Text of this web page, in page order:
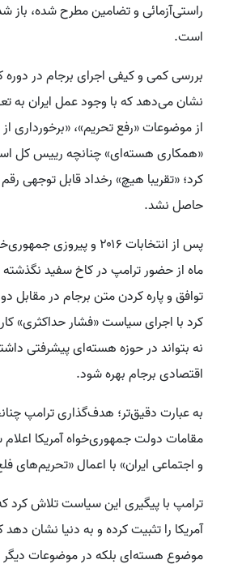
راستی‌آزمائی و تضامین مطرح شده، باز
است.
بررسی کمی و کیفی اجرای برجام در دوره
نشان می‌دهد که با وجود عمل ایران به
از موضوعات «رفع تحریم»، «برخورداری
«همکاری هسته‌ای» چنانچه رییس کل
کرد؛ «تقریبا هیچ» رخداد قابل توجهی
حاصل نشد.
پس از انتخابات ۲۰۱۶ و
ماه از حضور ترامپ در کاخ سفید نگذشته
توافق و پاره کردن متن برجام در مقابل
کرد با اجرای سیاست «فشار حداکثری»
نه بتواند در حوزه هسته‌ای پیشرفتی
اقتصادی برجام بهره شود.
به عبارت دقیق‌تر؛ هدف‌گذاری ترامپ‌
مقامات دولت جمهوری‌خواه آمریکا
و اجتماعی ایران» با اعمال «تحریم‌های
ترامپ با پیگیری این سیاست تلاش کرد
آمریکا را تثبیت کرده و به دنیا نشان دهد
موضوع هسته‌ای بلکه در موضوعات دیگر